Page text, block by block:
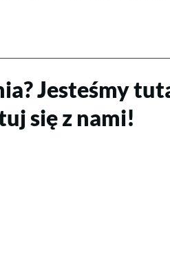
Jesteśmy
się z nami!